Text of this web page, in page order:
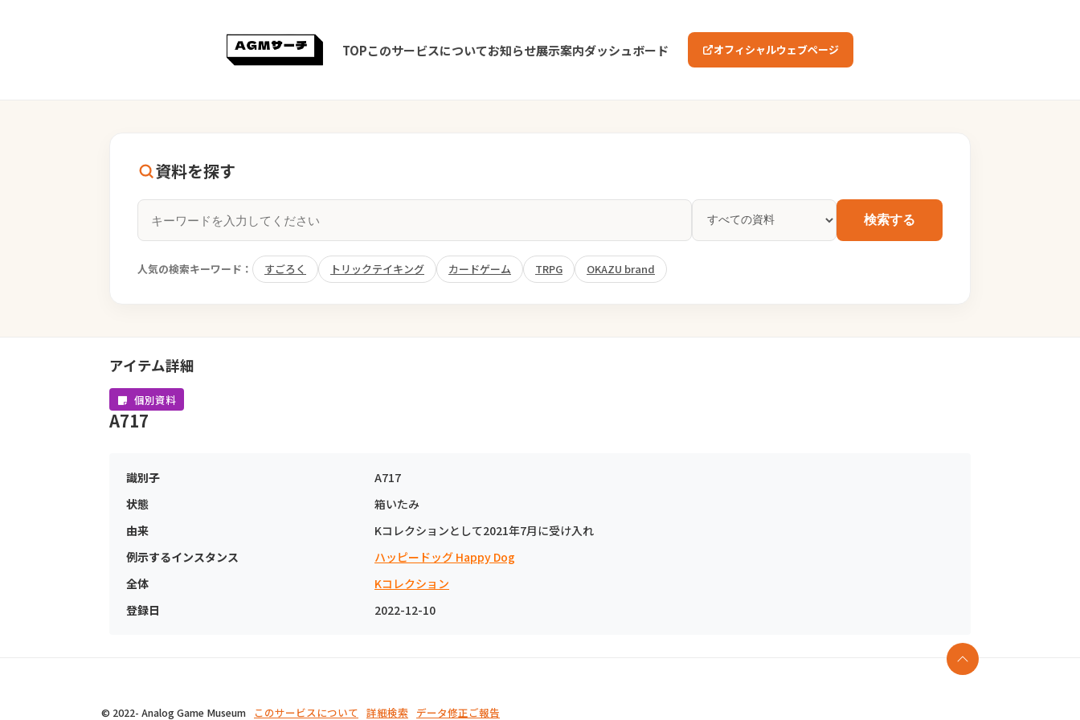
TOPこのサービスについてお知らせ展示案内ダッシュボード オフィシャルウェブページ
資料を探す
検索する
人気の検索キーワード： すごろく トリックテイキング カードゲーム TRPG OKAZU brand
アイテム詳細
個別資料
A717
識別子
A717
状態
箱いたみ
由来
Kコレクションとして2021年7月に受け入れ
例示するインスタンス
ハッピードッグ Happy Dog
全体
Kコレクション
登録日
2022-12-10
© 2022- Analog Game Museum このサービスについて 詳細検索 データ修正ご報告